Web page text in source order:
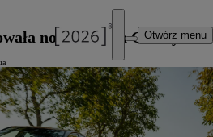
Otwórz menu
nowa Toyota Camry